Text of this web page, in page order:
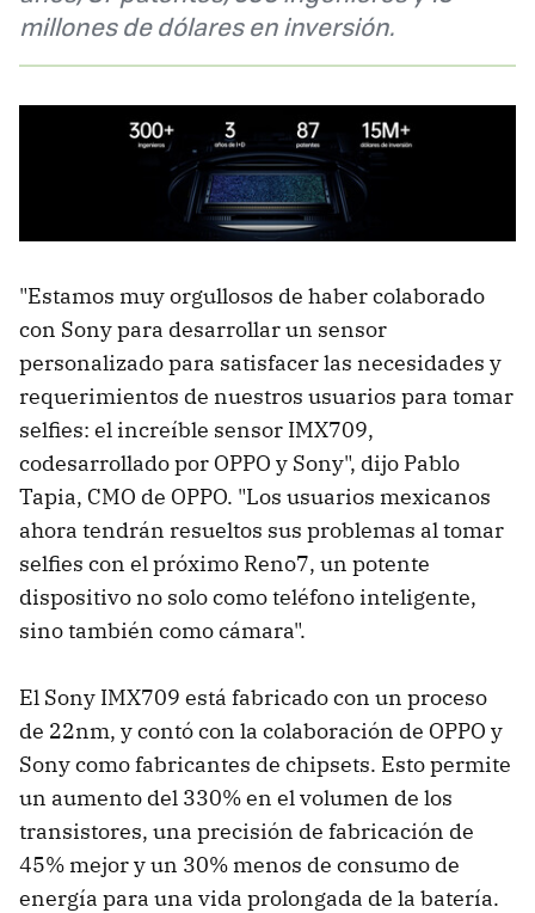
millones de dólares en inversión.
"Estamos muy orgullosos de haber colaborado
con Sony para desarrollar un sensor
personalizado para satisfacer las necesidades y
requerimientos de nuestros usuarios para tomar
selfies: el increíble sensor IMX709,
codesarrollado por OPPO y Sony", dijo Pablo
Tapia, CMO de OPPO. "Los usuarios mexicanos
ahora tendrán resueltos sus problemas al tomar
selfies con el próximo Reno7, un potente
dispositivo no solo como teléfono inteligente,
sino también como cámara".
El Sony IMX709 está fabricado con un proceso
de 22nm, y contó con la colaboración de OPPO y
Sony como fabricantes de chipsets. Esto permite
un aumento del 330% en el volumen de los
transistores, una precisión de fabricación de
45% mejor y un 30% menos de consumo de
energía para una vida prolongada de la batería.